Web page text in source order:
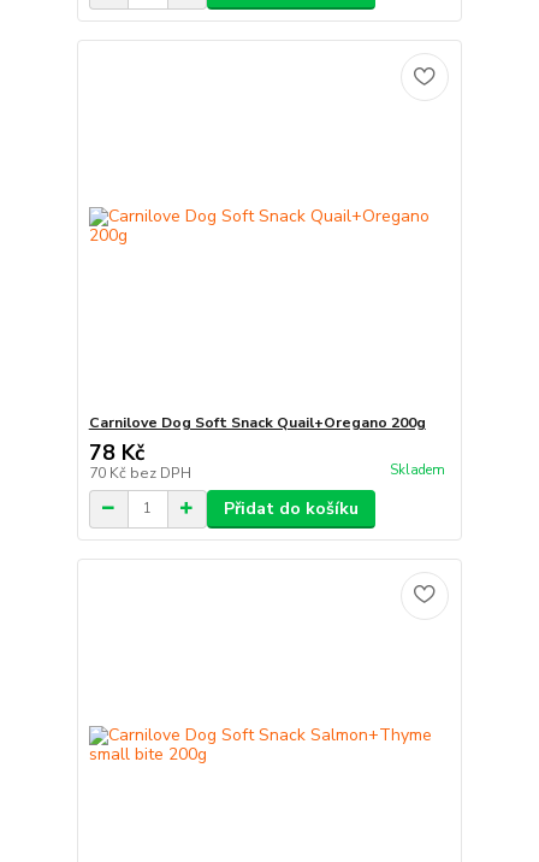
Carnilove Dog Soft Snack Quail+Oregano 200g
78 Kč
70 Kč bez DPH Skladem
Přidat do košíku